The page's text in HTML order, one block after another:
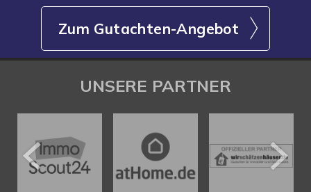
Zum Gutachten-Angebot
UNSERE PARTNER